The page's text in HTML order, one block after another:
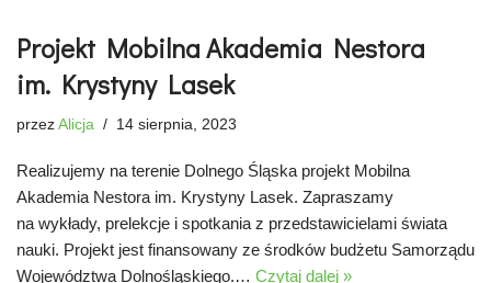
Projekt Mobilna Akademia Nestora
im. Krystyny Lasek
przez Alicja 14 sierpnia, 2023
Realizujemy na terenie Dolnego Śląska projekt Mobilna
Akademia Nestora im. Krystyny Lasek. Zapraszamy
na wykłady, prelekcje i spotkania z przedstawicielami świata
nauki. Projekt jest finansowany ze środków budżetu Samorządu
Województwa Dolnośląskiego.… Czytaj dalej »